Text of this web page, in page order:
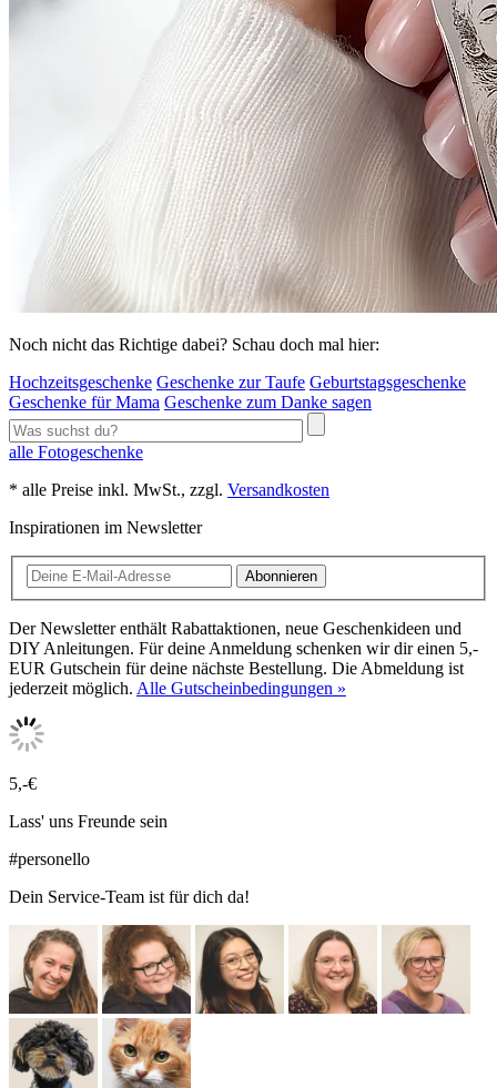
Noch nicht das Richtige dabei? Schau doch mal hier:
Hochzeitsgeschenke Geschenke zur Taufe Geburtstagsgeschenke
Geschenke für Mama Geschenke zum Danke sagen
alle Fotogeschenke
* alle Preise inkl. MwSt., zzgl. Versandkosten
Inspirationen im Newsletter
Abonnieren
Der Newsletter enthält Rabattaktionen, neue Geschenkideen und
DIY Anleitungen. Für deine Anmeldung schenken wir dir einen 5,-
EUR Gutschein für deine nächste Bestellung. Die Abmeldung ist
jederzeit möglich. Alle Gutscheinbedingungen »
5,-€
Lass' uns Freunde sein
#personello
Dein Service-Team ist für dich da!